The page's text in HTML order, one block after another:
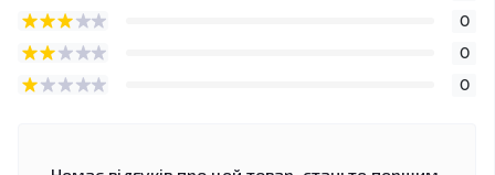
0
0
0